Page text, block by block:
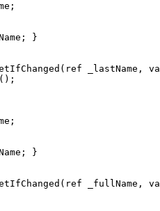
}
_lastName,
}
_fullName,